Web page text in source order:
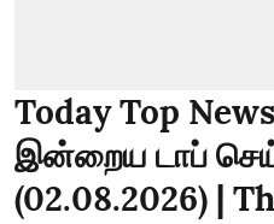
Today Top
இன்றைய டாப்
(02.08.2026) |